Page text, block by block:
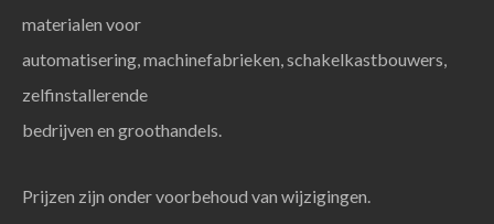
materialen voor
automatisering, machinefabrieken, schakelkastbouwers,
zelfinstallerende
bedrijven en groothandels.
Prijzen zijn onder voorbehoud van wijzigingen.